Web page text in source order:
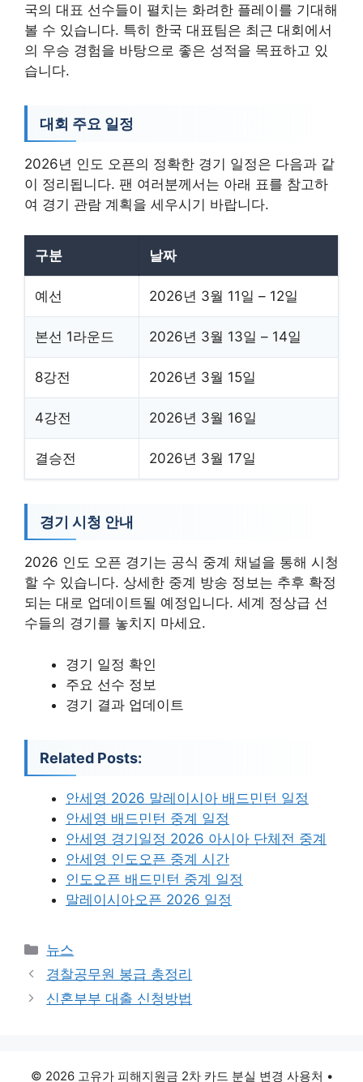
국의 대표 선수들이 펼치는 화려한 플레이를 기대해
볼 수 있습니다. 특히 한국 대표팀은 최근 대회에서
의 우승 경험을 바탕으로 좋은 성적을 목표하고 있
습니다.
대회 주요 일정
2026년 인도 오픈의 정확한 경기 일정은 다음과 같
이 정리됩니다. 팬 여러분께서는 아래 표를 참고하
여 경기 관람 계획을 세우시기 바랍니다.
구분 날짜
예선 2026년 3월 11일 – 12일
본선 1라운드 2026년 3월 13일 – 14일
8강전 2026년 3월 15일
4강전 2026년 3월 16일
결승전 2026년 3월 17일
경기 시청 안내
2026 인도 오픈 경기는 공식 중계 채널을 통해 시청
할 수 있습니다. 상세한 중계 방송 정보는 추후 확정
되는 대로 업데이트될 예정입니다. 세계 정상급 선
수들의 경기를 놓치지 마세요.
경기 일정 확인
주요 선수 정보
경기 결과 업데이트
Related Posts:
안세영 2026 말레이시아 배드민턴 일정
안세영 배드민턴 중계 일정
안세영 경기일정 2026 아시아 단체전 중계
안세영 인도오픈 중계 시간
인도오픈 배드민턴 중계 일정
말레이시아오픈 2026 일정
카
테
고
리
뉴스
경찰공무원 봉급 총정리
신혼부부 대출 신청방법
© 2026 고유가 피해지원금 2차 카드 분실 변경 사용처 •